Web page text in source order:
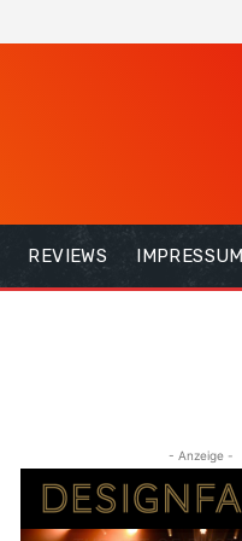
REVIEWS IMPRESSUM
- Anzeige -